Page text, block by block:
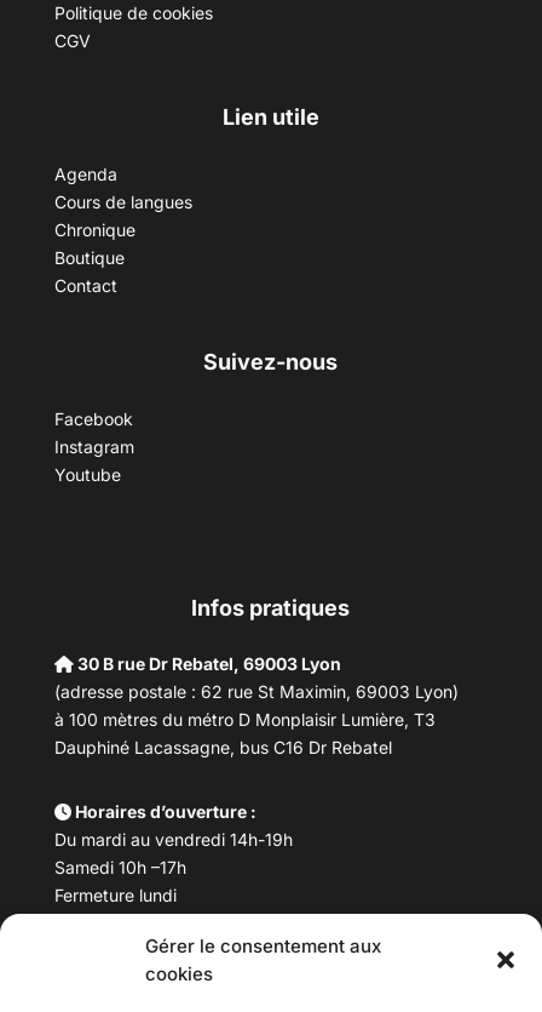
Gérer le consentement aux
cookies
Politique de cookies
CGV
Lien utile
Agenda
Cours de langues
Chronique
Boutique
Contact
Suivez-nous
Facebook
Instagram
Youtube
Infos pratiques
30 B rue Dr Rebatel, 69003 Lyon
(adresse postale : 62 rue St Maximin, 69003 Lyon)
à 100 mètres du métro D Monplaisir Lumière, T3
Dauphiné Lacassagne, bus C16 Dr Rebatel
Horaires d’ouverture :
Du mardi au vendredi 14h-19h
Samedi 10h –17h
Fermeture lundi
Téléphone : 04 78 53 06 40
maisondesculturesasiatiques@asiexpo.com